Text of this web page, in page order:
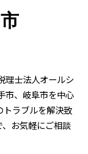
理士法人オールシ
市、岐阜市を中心
トラブルを解決致
お気軽にご相談